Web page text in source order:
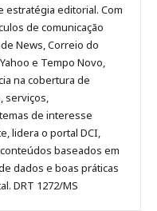
FacebookMalagolini
estratégia editorial. Com
de comunicação
News, Correio do
e Tempo Novo,
na cobertura de
serviços,
de interesse
lidera o portal DCI,
baseados em
dados e boas práticas
DRT 1272/MS